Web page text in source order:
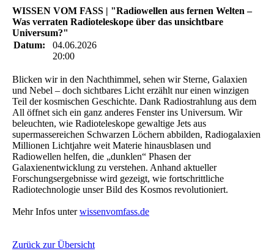
WISSEN VOM FASS | "Radiowellen aus fernen Welten –
Was verraten Radioteleskope über das unsichtbare
Universum?"
Datum:
04.06.2026
20:00
Blicken wir in den Nachthimmel, sehen wir Sterne, Galaxien
und Nebel – doch sichtbares Licht erzählt nur einen winzigen
Teil der kosmischen Geschichte. Dank Radiostrahlung aus dem
All öffnet sich ein ganz anderes Fenster ins Universum. Wir
beleuchten, wie Radioteleskope gewaltige Jets aus
supermassereichen Schwarzen Löchern abbilden, Radiogalaxien
Millionen Lichtjahre weit Materie hinausblasen und
Radiowellen helfen, die „dunklen“ Phasen der
Galaxienentwicklung zu verstehen. Anhand aktueller
Forschungsergebnisse wird gezeigt, wie fortschrittliche
Radiotechnologie unser Bild des Kosmos revolutioniert.
Mehr Infos unterwissenvomfass.de
Zurück zur Übersicht